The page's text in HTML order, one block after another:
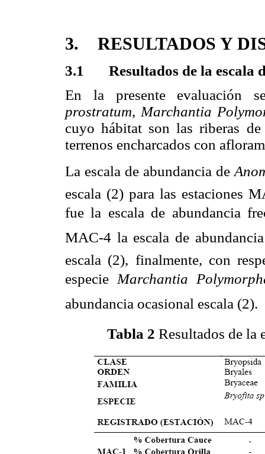
3. RESULTADOS Y
3.1 Resultados de la escala
En la presente evaluación
prostratum, Marchantia
cuyo hábitat son las riberas de
terrenos encharcados con
La escala de abundancia de
escala (2) para las estaciones
fue la escala de abundancia
MAC-4 la escala de
escala (2), finalmente, con
especie Marchantia
abundancia ocasional escala (2).
Tabla 2 Resultados de la